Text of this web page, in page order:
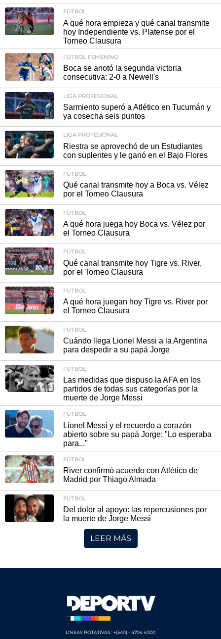
FÚTBOL
A qué hora empieza y qué canal transmite
hoy Independiente vs. Platense por el
Torneo Clausura
FÚTBOL FEMENINO
Boca se anotó la segunda victoria
consecutiva: 2-0 a Newell's
LIGA PROFESIONAL
Sarmiento superó a Atlético en Tucumán y
ya cosecha seis puntos
LIGA PROFESIONAL
Riestra se aprovechó de un Estudiantes
con suplentes y le ganó en el Bajo Flores
FÚTBOL
Qué canal transmite hoy a Boca vs. Vélez
por el Torneo Clausura
FÚTBOL
A qué hora juega hoy Boca vs. Vélez por
el Torneo Clausura
FÚTBOL
Qué canal transmite hoy Tigre vs. River,
por el Torneo Clausura
FÚTBOL
A qué hora juegan hoy Tigre vs. River por
el Torneo Clausura
FÚTBOL
Cuándo llega Lionel Messi a la Argentina
para despedir a su papá Jorge
FÚTBOL
Las medidas que dispuso la AFA en los
partidos de todas sus categorías por la
muerte de Jorge Messi
FÚTBOL
Lionel Messi y el recuerdo a corazón
abierto sobre su papá Jorge: "Lo esperaba
para..."
FÚTBOL
River confirmó acuerdo con Atlético de
Madrid por Thiago Almada
FÚTBOL
Del dolor al apoyo: las repercusiones por
la muerte de Jorge Messi
LEER MÁS
LÍNEAS ROTATIVAS.: +(5411) - 4704 4000